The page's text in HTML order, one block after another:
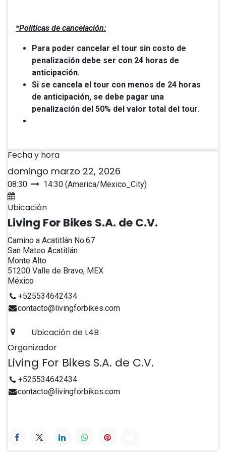
*Politicas de cancelación:
Para poder cancelar el tour sin costo de
penalización debe ser con 24 horas de
anticipación.
Si se cancela el tour con menos de 24 horas
de anticipación, se debe pagar una
penalización del 50% del valor total del tour.
Fecha y hora
domingo marzo 22, 2026
08:30 14:30 (America/Mexico_City)
Ubicación
Living For Bikes S.A. de C.V.
Camino a Acatitlán No.67
San Mateo Acatitlán
Monte Alto
51200 Valle de Bravo, MEX
México
+525534642434
contacto@livingforbikes.com
Ubicación de L4B
Organizador
Living For Bikes S.A. de C.V.
+525534642434
contacto@livingforbikes.com